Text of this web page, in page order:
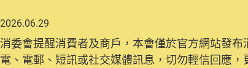
2026.06.29
消委會提醒消費者及商戶，本會僅於官方網站發
電、電郵、短訊或社交媒體訊息，切勿輕信回應